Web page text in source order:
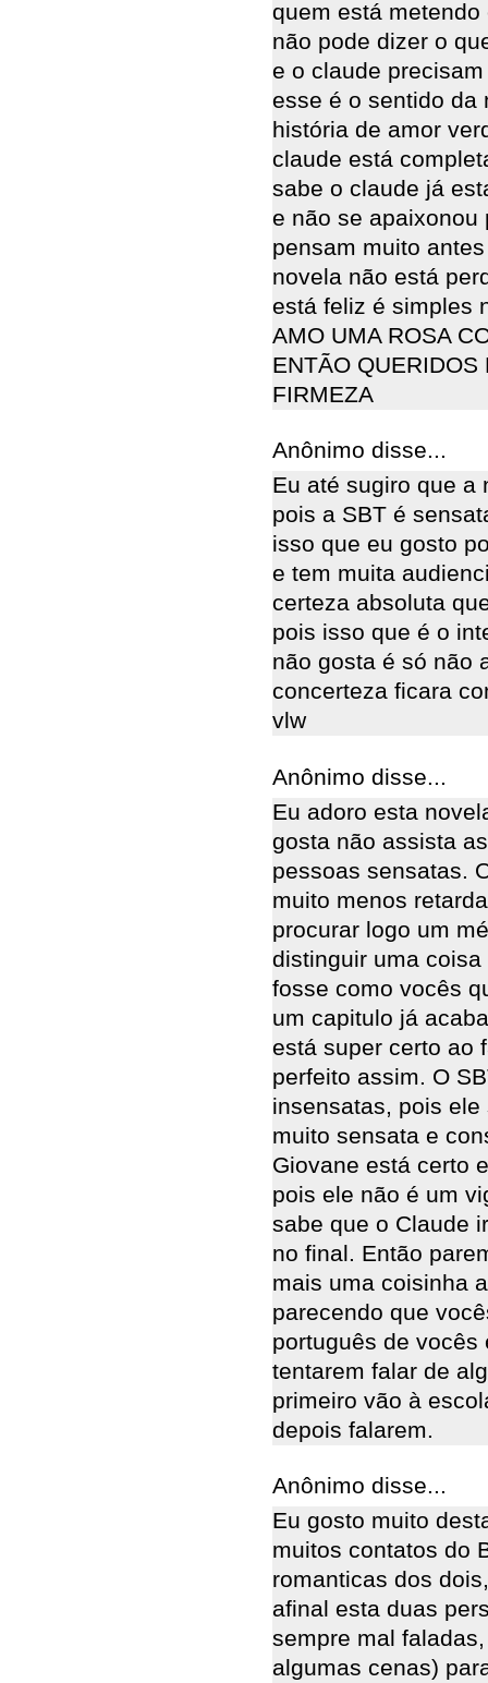
quem está
não pode dizer o
e o claude
esse é o sentido da
história de amor
claude está
sabe o claude já
e não se
pensam muito
novela não está
está feliz é simples
AMO UMA ROSA
ENTÃO
FIRMEZA
Anônimo disse...
Eu até sugiro que a
pois a SBT é
isso que eu gosto
e tem muita
certeza absoluta
pois isso que é o
não gosta é só não
concerteza ficara
vlw
Anônimo disse...
Eu adoro esta
gosta não assista
pessoas sensatas.
muito menos
procurar logo um
distinguir uma
fosse como vocês
um capitulo já
está super certo ao
perfeito assim. O
insensatas, pois
muito sensata e
Giovane está certo
pois ele não é um
sabe que o Claude
no final. Então
mais uma coisinha
parecendo que
português de vocês
tentarem falar de
primeiro vão à
depois falarem.
Anônimo disse...
Eu gosto muito
muitos contatos do
romanticas dos
afinal esta duas
sempre mal
algumas cenas)